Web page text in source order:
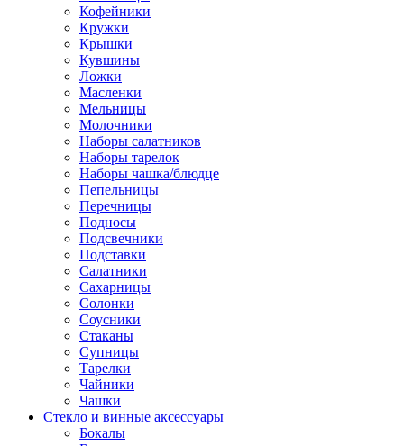
Кофейники
Кружки
Крышки
Кувшины
Ложки
Масленки
Мельницы
Молочники
Наборы салатников
Наборы тарелок
Наборы чашка/блюдце
Пепельницы
Перечницы
Подносы
Подсвечники
Подставки
Салатники
Сахарницы
Солонки
Соусники
Стаканы
Супницы
Тарелки
Чайники
Чашки
Стекло и винные аксессуары
Бокалы